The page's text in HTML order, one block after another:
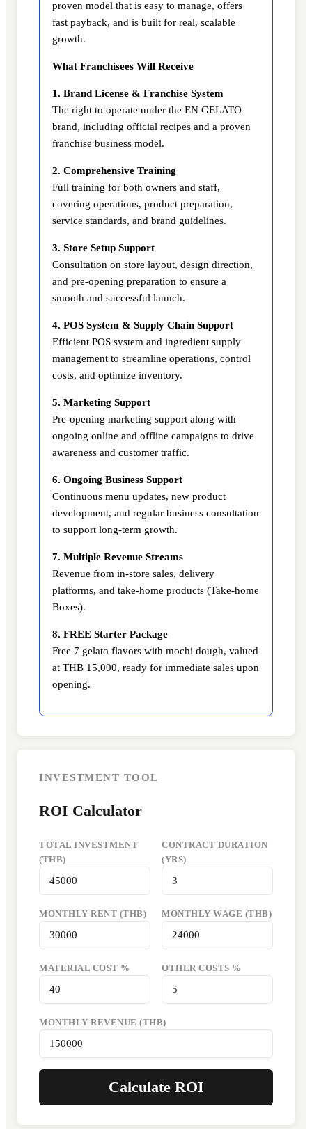
proven model that is easy to manage, offers
fast payback, and is built for real, scalable
growth.
What Franchisees Will Receive
1. Brand License & Franchise System
The right to operate under the EN GELATO
brand, including official recipes and a proven
franchise business model.
2. Comprehensive Training
Full training for both owners and staff,
covering operations, product preparation,
service standards, and brand guidelines.
3. Store Setup Support
Consultation on store layout, design direction,
and pre-opening preparation to ensure a
smooth and successful launch.
4. POS System & Supply Chain Support
Efficient POS system and ingredient supply
management to streamline operations, control
costs, and optimize inventory.
5. Marketing Support
Pre-opening marketing support along with
ongoing online and offline campaigns to drive
awareness and customer traffic.
6. Ongoing Business Support
Continuous menu updates, new product
development, and regular business consultation
to support long-term growth.
7. Multiple Revenue Streams
Revenue from in-store sales, delivery
platforms, and take-home products (Take-home
Boxes).
8. FREE Starter Package
Free 7 gelato flavors with mochi dough, valued
at THB 15,000, ready for immediate sales upon
opening.
INVESTMENT TOOL
ROI Calculator
TOTAL INVESTMENT
(THB)
CONTRACT DURATION
(YRS)
MONTHLY RENT (THB) MONTHLY WAGE (THB)
MATERIAL COST % OTHER COSTS %
MONTHLY REVENUE (THB)
Calculate ROI